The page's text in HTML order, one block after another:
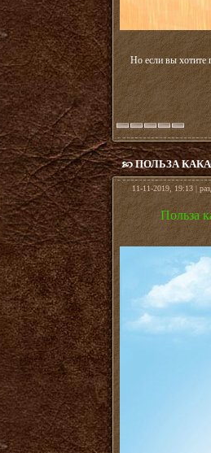
Но если вы хотите
ПОЛЬЗА
11-11-2019, 19:13 |
Польза